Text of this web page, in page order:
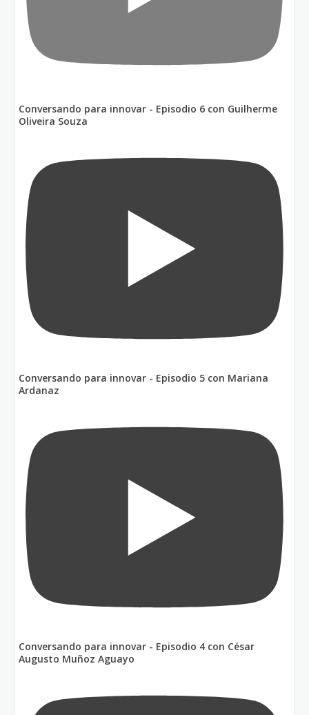
Conversando para innovar - Episodio 6 con Guilherme
Oliveira Souza
Conversando para innovar - Episodio 5 con Mariana
Ardanaz
Conversando para innovar - Episodio 4 con César
Augusto Muñoz Aguayo